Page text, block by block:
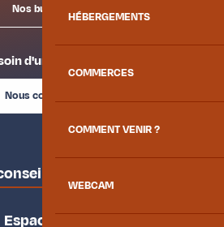
HÉBERGEMENTS
COMMERCES
COMMENT VENIR ?
WEBCAM
Nos bureaux
d'un conseil ?
Nous contacter
des locaux
Espace pro